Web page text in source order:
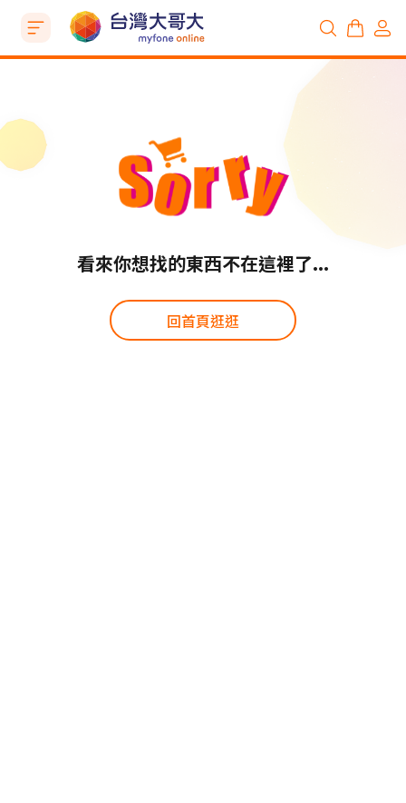
看來你想找的東西不在這裡了...
回首頁逛逛